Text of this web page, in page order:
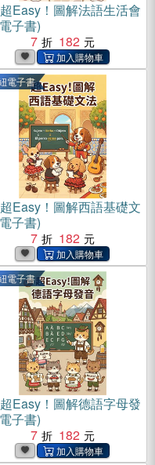
超Easy！圖解法語生活會
子書)
7
182
電子書
超Easy！圖解西語基礎文
子書)
7
182
電子書
超Easy！圖解德語字母發
子書)
7
182